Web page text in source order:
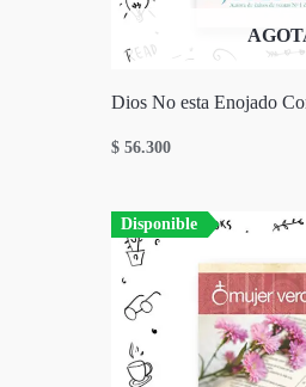
Dios No esta Enojado
$ 56.300
Disponible